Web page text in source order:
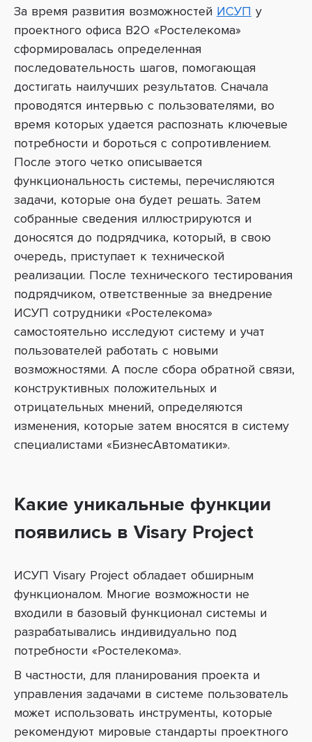
За время развития возможностей ИСУП у
проектного офиса B2O «Ростелекома»
сформировалась определенная
последовательность шагов, помогающая
достигать наилучших результатов. Сначала
проводятся интервью с пользователями, во
время которых удается распознать ключевые
потребности и бороться с сопротивлением.
После этого четко описывается
функциональность системы, перечисляются
задачи, которые она будет решать. Затем
собранные сведения иллюстрируются и
доносятся до подрядчика, который, в свою
очередь, приступает к технической
реализации. После технического тестирования
подрядчиком, ответственные за внедрение
ИСУП сотрудники «Ростелекома»
самостоятельно исследуют систему и учат
пользователей работать с новыми
возможностями. А после сбора обратной связи,
конструктивных положительных и
отрицательных мнений, определяются
изменения, которые затем вносятся в систему
специалистами «БизнесАвтоматики».
Какие уникальные функции
появились в Visary Project
ИСУП Visary Project обладает обширным
функционалом. Многие возможности не
входили в базовый функционал системы и
разрабатывались индивидуально под
потребности «Ростелекома».
В частности, для планирования проекта и
управления задачами в системе пользователь
может использовать инструменты, которые
рекомендуют мировые стандарты проектного